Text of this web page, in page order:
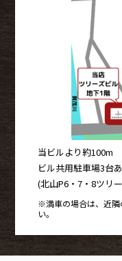
当ビルより約100m
ビル共用駐車場3台
(北山P6・7・8ツリ
※満車の場合は、近隣
い。